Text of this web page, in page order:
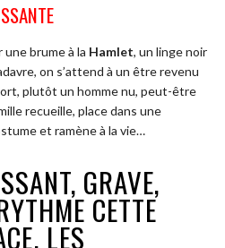
une brume à la Hamlet, un linge noir
on s’attend à un être revenu
plutôt un homme nu, peut-être
recueille, place dans une
et ramène à la vie…
GRAVE,
CETTE
LES